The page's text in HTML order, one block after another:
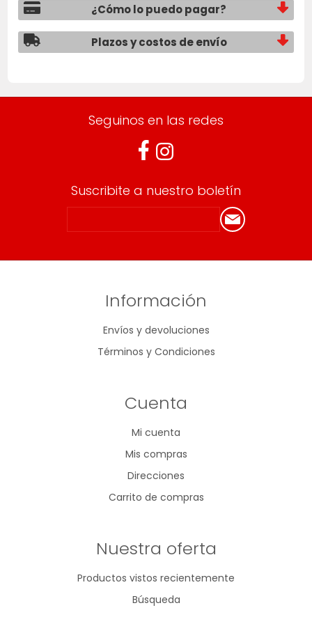
¿Cómo lo puedo pagar?
Plazos y costos de envío
Seguinos en las redes
Suscribite a nuestro boletín
Información
Envíos y devoluciones
Términos y Condiciones
Cuenta
Mi cuenta
Mis compras
Direcciones
Carrito de compras
Nuestra oferta
Productos vistos recientemente
Búsqueda